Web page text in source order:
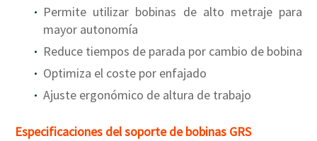
Permite utilizar bobinas de alto metraje para
mayor autonomía
Reduce tiempos de parada por cambio de bobina
Optimiza el coste por enfajado
Ajuste ergonómico de altura de trabajo
Especificaciones del soporte de bobinas GRS